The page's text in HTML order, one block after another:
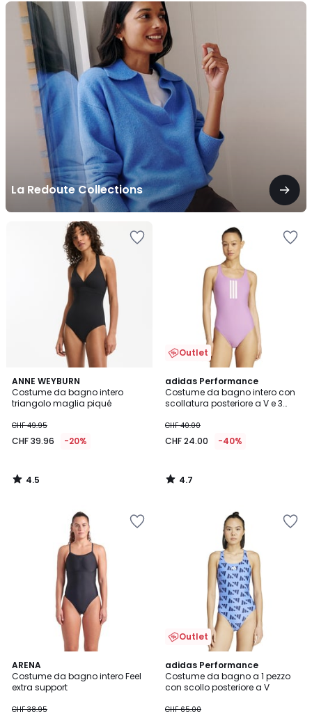
La Redoute Collections
La
Redoute
Collections
ANNE WEYBURN
Costume da bagno intero
triangolo maglia piqué
CHF 49.95
CHF 39.96 -20%
4.5
/ 5
4.5
/
Outlet
adidas Performance
Costume da bagno intero con
scollatura posteriore a V e 3
CHF 40.00
CHF 24.00 -40%
4.7
/ 5
4.7
/
ARENA
Costume da bagno intero Feel
extra support
CHF 38.95
4.5
/ 5
2
Colori
Outlet
adidas Performance
Costume da bagno a 1 pezzo
con scollo posteriore a V
CHF 65.00